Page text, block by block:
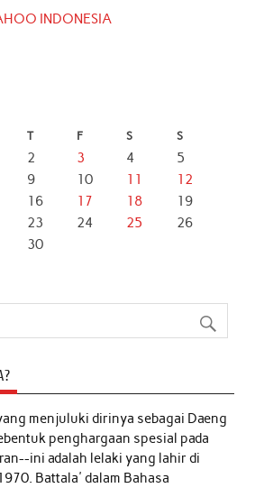
INDONESIA
T F S S
2 3 4
5
9 10 11
12
16 17 18
19
23 24 25
26
30
menjuluki dirinya sebagai Daeng
penghargaan spesial pada
ini adalah lelaki yang lahir di
Battala' dalam Bahasa